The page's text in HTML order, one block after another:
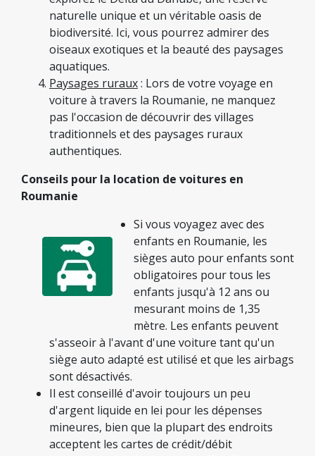
naturelle unique et un véritable oasis de
biodiversité. Ici, vous pourrez admirer des
oiseaux exotiques et la beauté des paysages
aquatiques.
Paysages ruraux: Lors de votre voyage en
voiture à travers la Roumanie, ne manquez
pas l'occasion de découvrir des villages
traditionnels et des paysages ruraux
authentiques.
Conseils pour la location de voitures en
Roumanie
Si vous voyagez avec des
enfants en Roumanie, les
sièges auto pour enfants sont
obligatoires pour tous les
enfants jusqu'à 12 ans ou
mesurant moins de 1,35
mètre. Les enfants peuvent
s'asseoir à l'avant d'une voiture tant qu'un
siège auto adapté est utilisé et que les airbags
sont désactivés.
Il est conseillé d'avoir toujours un peu
d'argent liquide en lei pour les dépenses
mineures, bien que la plupart des endroits
acceptent les cartes de crédit/débit